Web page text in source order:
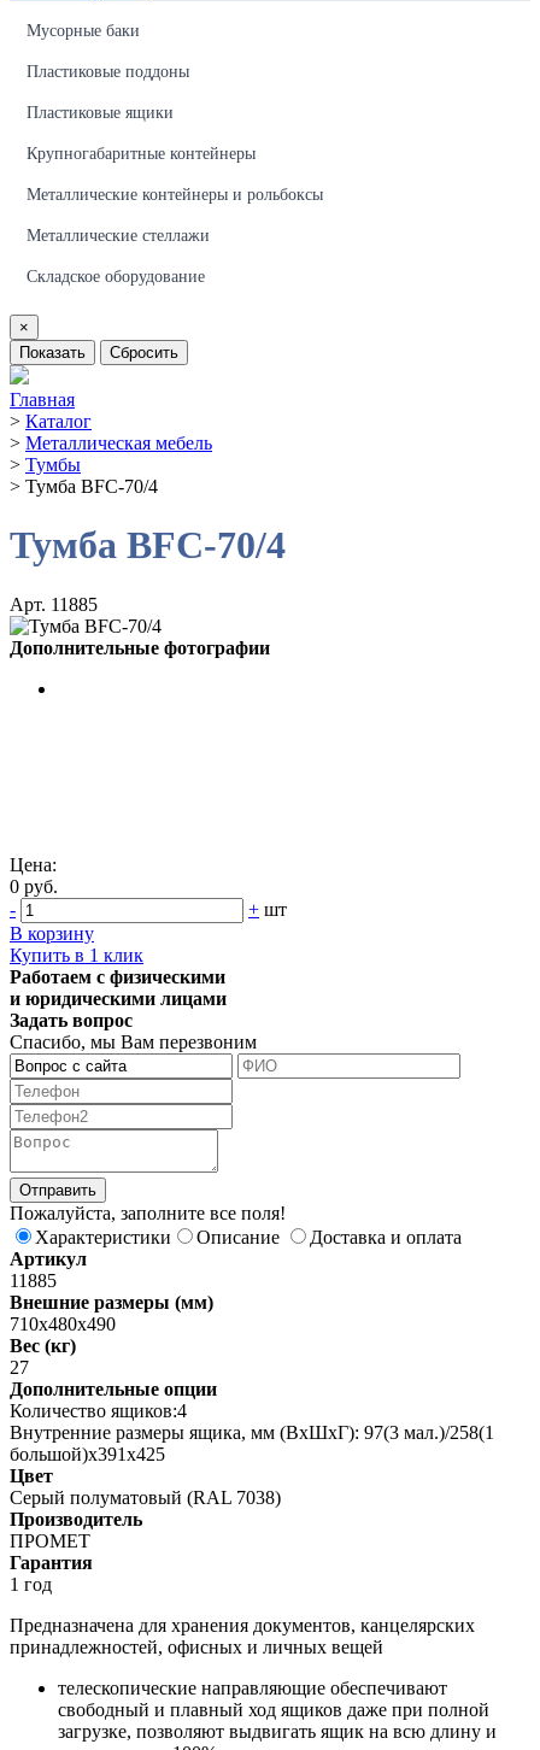
Мусорные баки
Пластиковые поддоны
Пластиковые ящики
Крупногабаритные контейнеры
Металлические контейнеры и рольбоксы
Металлические стеллажи
Складское оборудование
×
Показать
Сбросить
Главная
> Каталог
> Металлическая мебель
> Тумбы
> Тумба BFC-70/4
Тумба BFC-70/4
Арт. 11885
Дополнительные фотографии
Цена:
0 руб.
-
+ шт
В корзину
Купить в 1 клик
Работаем с физическими
и юридическими лицами
Задать вопрос
Спасибо, мы Вам перезвоним
Пожалуйста, заполните все поля!
Характеристики
Описание
Доставка и оплата
Артикул
11885
Внешние размеры (мм)
710x480x490
Вес (кг)
27
Дополнительные опции
Количество ящиков:4
Внутренние размеры ящика, мм (ВхШхГ): 97(3 мал.)/258(1
большой)х391х425
Цвет
Серый полуматовый (RAL 7038)
Производитель
ПРОМЕТ
Гарантия
1 год
Предназначена для хранения документов, канцелярских
принадлежностей, офисных и личных вещей
телескопические направляющие обеспечивают
свободный и плавный ход ящиков даже при полной
загрузке, позволяют выдвигать ящик на всю длину и